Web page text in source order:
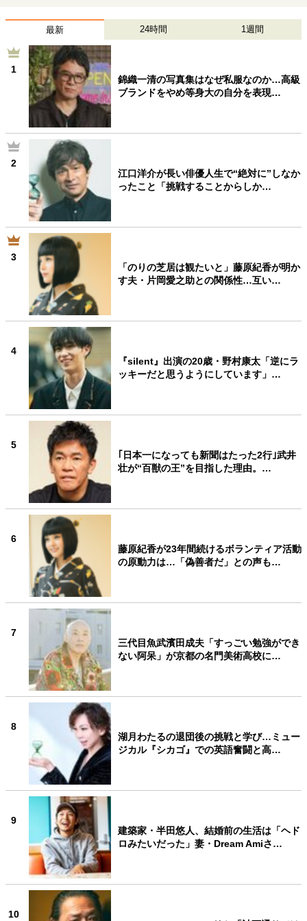
最新 24時間 1週間
1
錦織一清の写真集はなぜ私服なのか…高級
ブランドをやめ等身大の自分を表現…
2
江口洋介が長い俳優人生で“絶対に”しなか
ったこと「挑戦することからしか…
3
「のりの芝居は観たいと」藤原紀香が明か
す夫・片岡愛之助との関係性…互い…
4
『silent』出演の20歳・野村康太「逆にラ
ッキーだと思うようにしています」…
5
｢日本一になっても新聞はたった2行｣武井
壮が“百獣の王”を目指した理由。…
6
藤原紀香が23年間続けるボランティア活動
の原動力は…「偽善者だ」との声も…
7
三代目魚武濱田成夫「すっごい勉強ができ
ない阿呆」が京都の名門美術高校に…
8
湖月わたるの退団後の挑戦と学び…ミュー
ジカル『シカゴ』での英語奮闘と高…
9
建築家・半田悠人、結婚前の生活は「ヘド
ロみたいだった」妻・Dream Amiさ…
10